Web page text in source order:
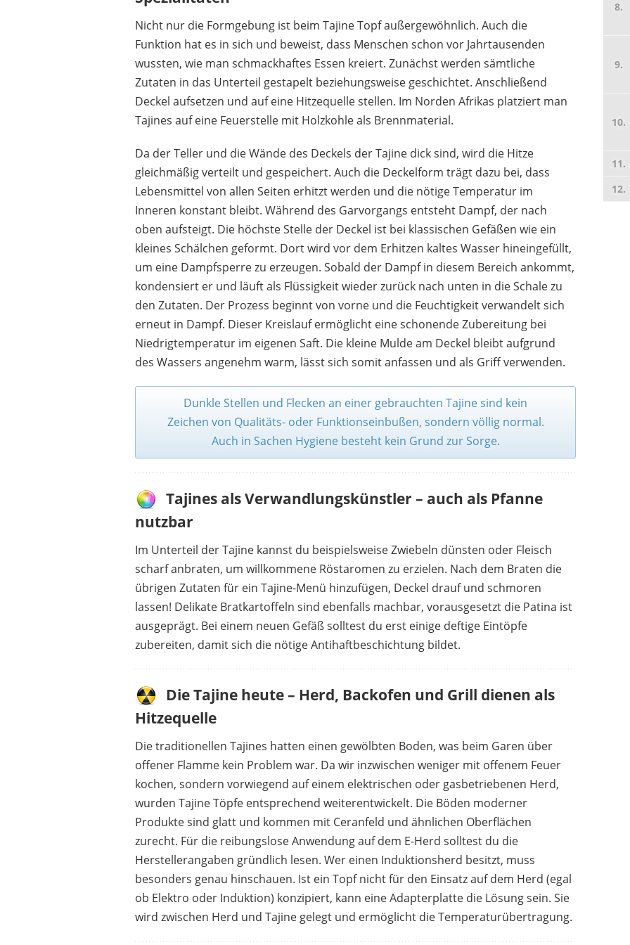
MAMBOCAT
19,99 €*
LLAZSYBZ
30,08 €*
CREALYS
77,51 €*
Nicht nur die Formgebung ist beim Tajine Topf außergewöhnlich. Auch die
Funktion hat es in sich und beweist, dass Menschen schon vor Jahrtausenden
wussten, wie man schmackhaftes Essen kreiert. Zunächst werden sämtliche
Zutaten in das Unterteil gestapelt beziehungsweise geschichtet. Anschließend
Deckel aufsetzen und auf eine Hitzequelle stellen. Im Norden Afrikas platziert man
Tajines auf eine Feuerstelle mit Holzkohle als Brennmaterial.
Da der Teller und die Wände des Deckels der Tajine dick sind, wird die Hitze
gleichmäßig verteilt und gespeichert. Auch die Deckelform trägt dazu bei, dass
Lebensmittel von allen Seiten erhitzt werden und die nötige Temperatur im
Inneren konstant bleibt. Während des Garvorgangs entsteht Dampf, der nach
oben aufsteigt. Die höchste Stelle der Deckel ist bei klassischen Gefäßen wie ein
kleines Schälchen geformt. Dort wird vor dem Erhitzen kaltes Wasser hineingefüllt,
um eine Dampfsperre zu erzeugen. Sobald der Dampf in diesem Bereich ankommt,
kondensiert er und läuft als Flüssigkeit wieder zurück nach unten in die Schale zu
den Zutaten. Der Prozess beginnt von vorne und die Feuchtigkeit verwandelt sich
erneut in Dampf. Dieser Kreislauf ermöglicht eine schonende Zubereitung bei
Niedrigtemperatur im eigenen Saft. Die kleine Mulde am Deckel bleibt aufgrund
des Wassers angenehm warm, lässt sich somit anfassen und als Griff verwenden.
Dunkle Stellen und Flecken an einer gebrauchten Tajine sind kein
Zeichen von Qualitäts- oder Funktionseinbußen, sondern völlig normal.
Auch in Sachen Hygiene besteht kein Grund zur Sorge.
Tajines als Verwandlungskünstler – auch als Pfanne
nutzbar
Im Unterteil der Tajine kannst du beispielsweise Zwiebeln dünsten oder Fleisch
scharf anbraten, um willkommene Röstaromen zu erzielen. Nach dem Braten die
übrigen Zutaten für ein Tajine-Menü hinzufügen, Deckel drauf und schmoren
lassen! Delikate Bratkartoffeln sind ebenfalls machbar, vorausgesetzt die Patina ist
ausgeprägt. Bei einem neuen Gefäß solltest du erst einige deftige Eintöpfe
zubereiten, damit sich die nötige Antihaftbeschichtung bildet.
Die Tajine heute – Herd, Backofen und Grill dienen als
Hitzequelle
Die traditionellen Tajines hatten einen gewölbten Boden, was beim Garen über
offener Flamme kein Problem war. Da wir inzwischen weniger mit offenem Feuer
kochen, sondern vorwiegend auf einem elektrischen oder gasbetriebenen Herd,
wurden Tajine Töpfe entsprechend weiterentwickelt. Die Böden moderner
Produkte sind glatt und kommen mit Ceranfeld und ähnlichen Oberflächen
zurecht. Für die reibungslose Anwendung auf dem E-Herd solltest du die
Herstellerangaben gründlich lesen. Wer einen Induktionsherd besitzt, muss
besonders genau hinschauen. Ist ein Topf nicht für den Einsatz auf dem Herd (egal
ob Elektro oder Induktion) konzipiert, kann eine Adapterplatte die Lösung sein. Sie
wird zwischen Herd und Tajine gelegt und ermöglicht die Temperaturübertragung.